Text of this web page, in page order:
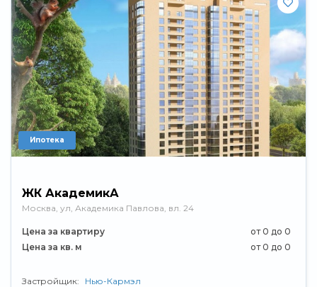
Ипотека
ЖК АкадемикА
Москва, ул, Академика Павлова, вл. 24
Цена за квартиру
от 0 до 0
Цена за кв. м
от 0 до 0
Застройщик:
Нью-Кармэл